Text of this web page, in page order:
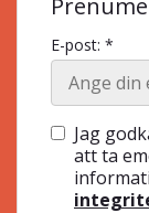
E-post: *
Jag
att ta